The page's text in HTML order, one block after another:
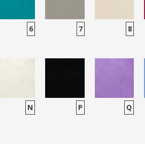
6 7 8
N P Q